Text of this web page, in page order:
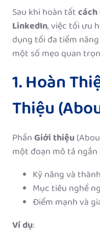
Sau khi hoàn tất
LinkedIn, việc tối ưu
dụng tối đa tiềm
một số mẹo quan
1. Hoàn
Thiệu
PhầnGiới thiệu
một đoạn mô tả
Kỹ năng và
Mục tiêu nghề
Điểm mạnh và
Ví dụ: